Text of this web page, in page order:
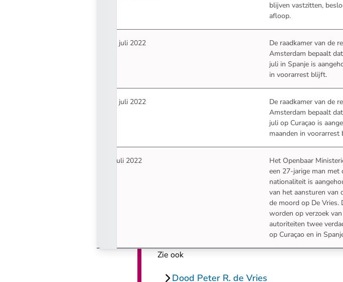
blijven vastzitten,
afloop.
25 juli 2022
De raadkamer van de
Amsterdam bepaalt
juli in Spanje is
in voorarrest blijft.
12 juli 2022
De raadkamer van de
Amsterdam bepaalt
juli op Curaçao is
maanden in voorarrest
4 juli 2022
Het Openbaar
een 27-jarige man met
nationaliteit is
van het aansturen van
de moord op De Vries.
worden op verzoek
autoriteiten twee
op Curaçao en in
Zie ook
Dood Peter R. de Vries